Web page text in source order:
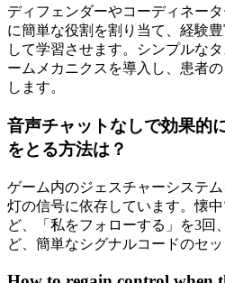
ディフェンダーやコーディネー
に簡単な役割を割り当て、経験
して学習させます。シンプルな
ームメカニクスを導入し、患者
します。
音声チャットなしで効果的
をとる方法は？
ゲーム内のジェスチャーシステ
灯の信号に依存しています。懐
ど、「私をフォローする」を3回
ど、簡単なシグナルコードのセ